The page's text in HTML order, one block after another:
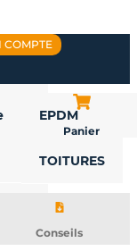
COMPTE
EPDM
TOITURES
Panier
Conseils